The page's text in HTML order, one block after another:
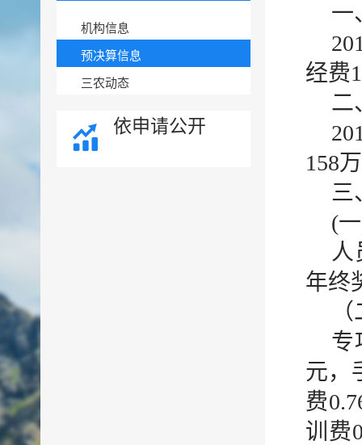
机构信息
预决算信息
三农动态
依申请公开
一
经费
二
158
三
(
人
年终
专
元，
费
训费